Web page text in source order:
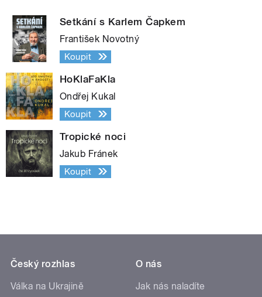
Setkání s Karlem Čapkem
František Novotný
Koupit
HoKlaFaKla
Ondřej Kukal
Koupit
Tropické noci
Jakub Fránek
Koupit
Český rozhlas
Válka na Ukrajině
O nás
Jak nás naladíte